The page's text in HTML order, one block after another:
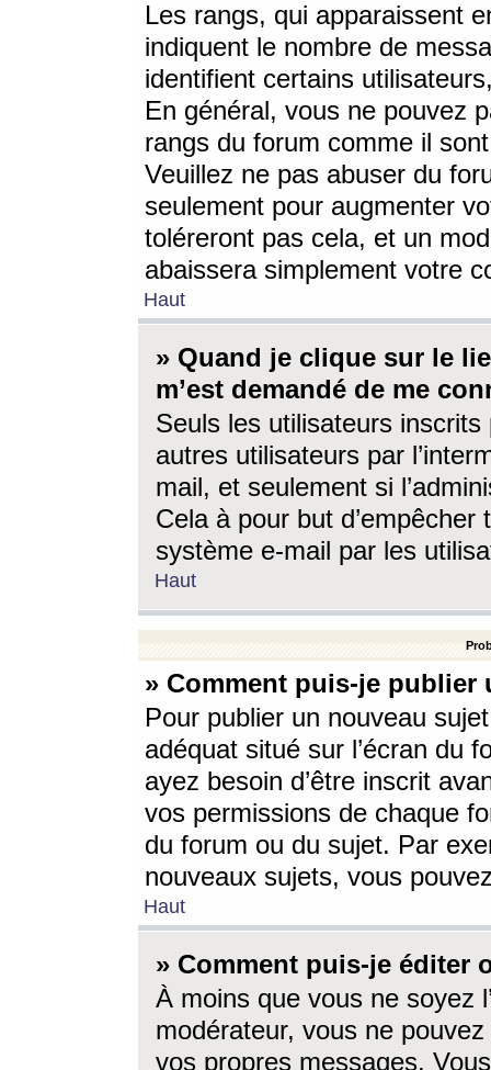
Les rangs, qui apparaissent
indiquent le nombre de
identifient certains
En général, vous ne pouvez
rangs du forum comme il
Veuillez ne pas abuser du
seulement pour augmenter
toléreront pas cela, et un
abaissera simplement votre
Haut
» Quand je clique sur le
m’est demandé de me
Seuls les utilisateurs
autres utilisateurs par
mail, et seulement si
Cela à pour but
système e-mail par les
Haut
» Comment puis-je
Pour publier un nouveau
adéquat situé sur l’écran du
ayez besoin d’être inscrit
vos permissions de chaque
du forum ou du sujet. Par
nouveaux sujets, vous
Haut
» Comment puis-je éditer
À moins que vous ne soyez
modérateur, vous ne
vos propres messages.